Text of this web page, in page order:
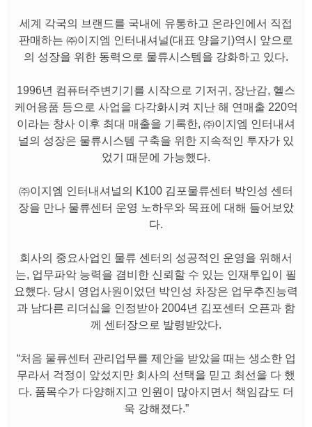
세계 각국의 브랜드를 국내에 유통하고 온라인에서 직접
판매하는 ㈜이지엠 인터내셔널(대표 양을기)역시 앞으로
의 성장을 위한 동력으로 물류시스템을 강화하고 있다.
1996년 컴퓨터주변기기를 시작으로 기저귀, 장난감, 헬스
케어용품 등으로 사업을 다각화시켜 지난 해 연매출 220억
이라는 창사 이후 최대 매출을 기록한, ㈜이지엠 인터내셔
널의 성장은 물류시스템 구축을 위한 지속적인 투자가 있
었기 때문에 가능했다.
㈜이지엠 인터내셔널의 K100 김포물류센터 박인성 센터
장을 만나 물류센터 운영 노하우와 목표에 대해 들어보았
다.
회사의 중요사업인 물류 센터의 성공적인 운영을 위해서
는, 업무파악 능력을 겸비한 신뢰할 수 있는 인재투입이 필
요했다. 당시 영업사원이었던 박인성 차장은 업무추진능력
과 남다른 리더십을 인정받아 2004년 김포센터 오픈과 함
께 센터장으로 발령받았다.
“처음 물류센터 관리업무를 제안을 받았을 때는 생소한 업
무라서 걱정이 앞섰지만 회사의 선택을 믿고 최선을 다 했
다. 품목수가 다양해지고 인원이 많아지면서 책임감도 더
욱 강해졌다.”